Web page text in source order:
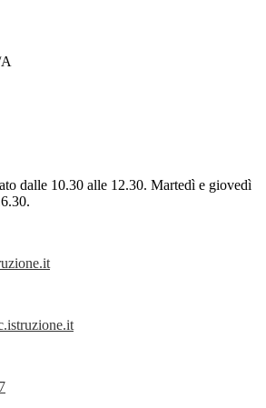
dalle 10.30 alle 12.30. Martedì e giovedì